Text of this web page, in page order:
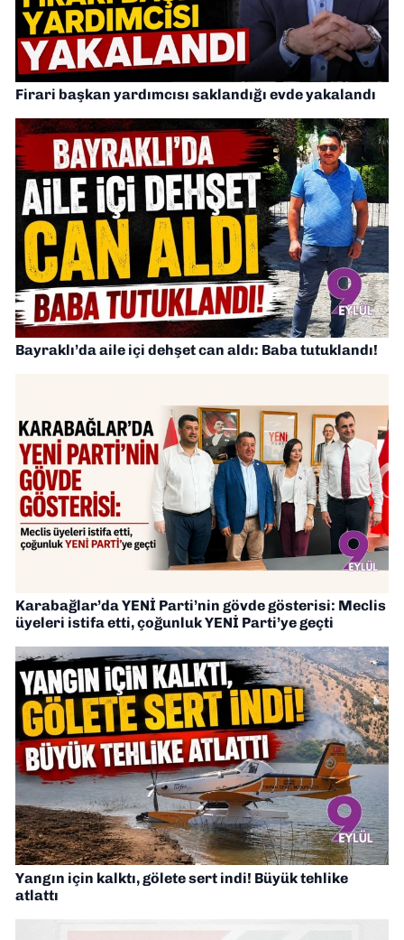
Firari başkan yardımcısı saklandığı evde yakalandı
Bayraklı’da aile içi dehşet can aldı: Baba tutuklandı!
Karabağlar’da YENİ Parti’nin gövde gösterisi: Meclis
üyeleri istifa etti, çoğunluk YENİ Parti’ye geçti
Yangın için kalktı, gölete sert indi! Büyük tehlike
atlattı